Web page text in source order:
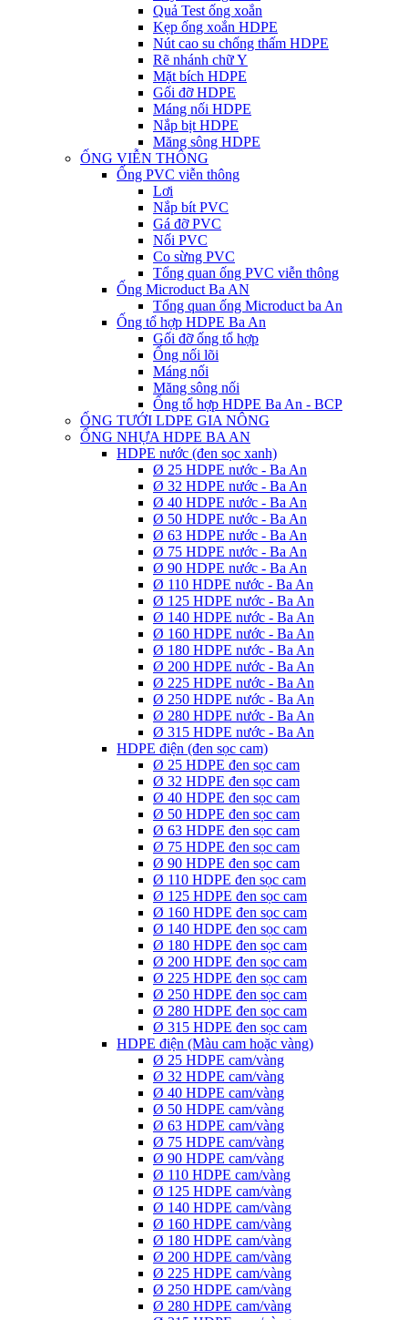
Quả Test ống xoắn
Kẹp ống xoắn HDPE
Nút cao su chống thấm HDPE
Rẽ nhánh chữ Y
Mặt bích HDPE
Gối đỡ HDPE
Máng nối HDPE
Nắp bịt HDPE
Măng sông HDPE
ỐNG VIỄN THÔNG
Ống PVC viễn thông
Lơi
Nắp bít PVC
Gá đỡ PVC
Nối PVC
Co sừng PVC
Tổng quan ống PVC viễn thông
Ống Microduct Ba AN
Tổng quan ống Microduct ba An
Ống tổ hợp HDPE Ba An
Gối đỡ ống tổ hợp
Ống nối lõi
Máng nối
Măng sông nối
Ống tổ hợp HDPE Ba An - BCP
ỐNG TƯỚI LDPE GIA NÔNG
ỐNG NHỰA HDPE BA AN
HDPE nước (đen sọc xanh)
Ø 25 HDPE nước - Ba An
Ø 32 HDPE nước - Ba An
Ø 40 HDPE nước - Ba An
Ø 50 HDPE nước - Ba An
Ø 63 HDPE nước - Ba An
Ø 75 HDPE nước - Ba An
Ø 90 HDPE nước - Ba An
Ø 110 HDPE nước - Ba An
Ø 125 HDPE nước - Ba An
Ø 140 HDPE nước - Ba An
Ø 160 HDPE nước - Ba An
Ø 180 HDPE nước - Ba An
Ø 200 HDPE nước - Ba An
Ø 225 HDPE nước - Ba An
Ø 250 HDPE nước - Ba An
Ø 280 HDPE nước - Ba An
Ø 315 HDPE nước - Ba An
HDPE điện (đen sọc cam)
Ø 25 HDPE đen sọc cam
Ø 32 HDPE đen sọc cam
Ø 40 HDPE đen sọc cam
Ø 50 HDPE đen sọc cam
Ø 63 HDPE đen sọc cam
Ø 75 HDPE đen sọc cam
Ø 90 HDPE đen sọc cam
Ø 110 HDPE đen sọc cam
Ø 125 HDPE đen sọc cam
Ø 160 HDPE đen sọc cam
Ø 140 HDPE đen sọc cam
Ø 180 HDPE đen sọc cam
Ø 200 HDPE đen sọc cam
Ø 225 HDPE đen sọc cam
Ø 250 HDPE đen sọc cam
Ø 280 HDPE đen sọc cam
Ø 315 HDPE đen sọc cam
HDPE điện (Màu cam hoặc vàng)
Ø 25 HDPE cam/vàng
Ø 32 HDPE cam/vàng
Ø 40 HDPE cam/vàng
Ø 50 HDPE cam/vàng
Ø 63 HDPE cam/vàng
Ø 75 HDPE cam/vàng
Ø 90 HDPE cam/vàng
Ø 110 HDPE cam/vàng
Ø 125 HDPE cam/vàng
Ø 140 HDPE cam/vàng
Ø 160 HDPE cam/vàng
Ø 180 HDPE cam/vàng
Ø 200 HDPE cam/vàng
Ø 225 HDPE cam/vàng
Ø 250 HDPE cam/vàng
Ø 280 HDPE cam/vàng